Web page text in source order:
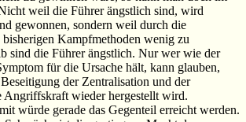
weil die Führer ängstlich sind, wird
gewonnen, sondern weil durch die
bisherigen Kampfmethoden wenig zu
sind die Führer ängstlich. Nur wer wie der
für die Ursache hält, kann glauben,
der Zentralisation und der
Angriffskraft wieder hergestellt wird.
würde gerade das Gegenteil erreicht werden.